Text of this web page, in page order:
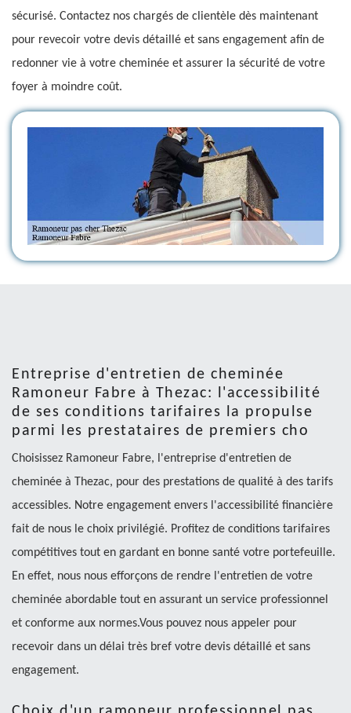
sécurisé. Contactez nos chargés de clientèle dès maintenant
pour revecoir votre devis détaillé et sans engagement afin de
redonner vie à votre cheminée et assurer la sécurité de votre
foyer à moindre coût.
Entreprise d'entretien de cheminée
Ramoneur Fabre à Thezac: l'accessibilité
de ses conditions tarifaires la propulse
parmi les prestataires de premiers cho
Choisissez Ramoneur Fabre, l'entreprise d'entretien de
cheminée à Thezac, pour des prestations de qualité à des tarifs
accessibles. Notre engagement envers l'accessibilité financière
fait de nous le choix privilégié. Profitez de conditions tarifaires
compétitives tout en gardant en bonne santé votre portefeuille.
En effet, nous nous efforçons de rendre l'entretien de votre
cheminée abordable tout en assurant un service professionnel
et conforme aux normes.Vous pouvez nous appeler pour
recevoir dans un délai très bref votre devis détaillé et sans
engagement.